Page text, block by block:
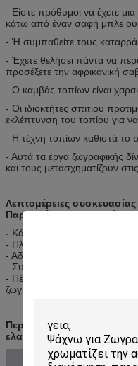
- Είστε πρόθυμοι να έχετε
κάτω από έναν σαφή μπλε
- Ή συμπαθείτε τους
- Έχετε θελήσει πάντα να
προσέξετε την αφρικανική
- Ο καμβάς τοπίων είναι
- Οι ιδιοκτήτες σπιτιού
εκλέπτυνση του τοπίου για
- Η τέχνη τοπίων καθιστά το
- Αυτά τα έργα ζωγραφικής
και τους μετασχηματίζουν στις
Λεπτομέρειες
Παρισιού που χρωματίζει:
- Κάθε ένας καλυμμένος με
- Πλαστικός άξονας και
- Αδιάβροχα πλαίσια ταινιών
- Συσκευασία χαρτονιού
- Πέντε στρώματα
ζωγραφική
Περισσότερη αναθεώρηση
ελαιογραφίας σκηνής